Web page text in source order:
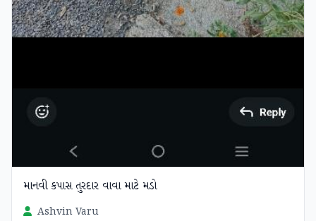
માનવી કપાસ તુરદાર વાવા માટે મડો
Ashvin Varu